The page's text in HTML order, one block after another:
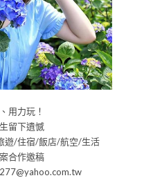
用力玩！
留下遺憾
/住宿/飯店/航空/生活
合作邀稿